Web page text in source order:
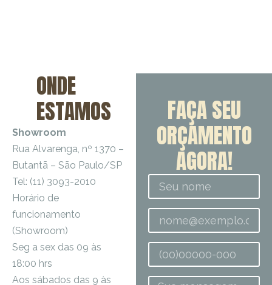
ONDE
ESTAMOS
Showroom
Rua Alvarenga, nº 1370 –
Butantã – São Paulo/SP
Tel: (11) 3093-2010
Horário de
funcionamento
(Showroom)
Seg a sex das 09 às
18:00 hrs
Aos sábados das 9 às
FAÇA SEU
ORÇAMENTO
AGORA!